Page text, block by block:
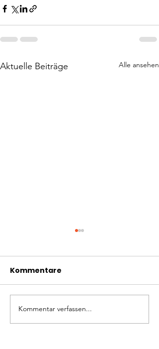
Aktuelle Beiträge Alle ansehen
Traum-Konzert im
Fitness-Studio
Kommentare
Kommentar verfassen...